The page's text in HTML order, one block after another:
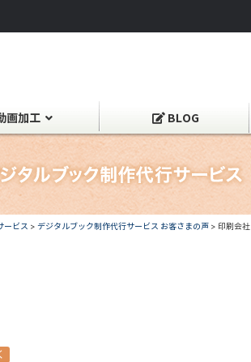
画加工 BLOG
ービス > デジタルブック制作代行サービス お客さまの声 > 印刷会社